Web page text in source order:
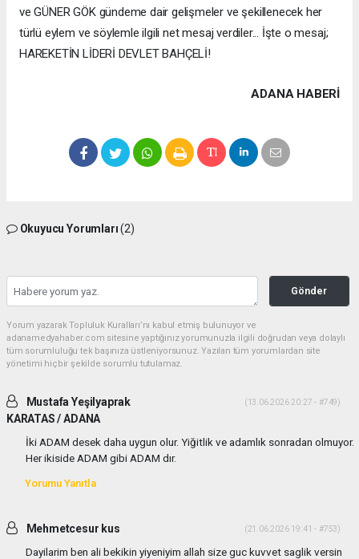
ve GÜNER GÖK gündeme dair gelişmeler ve şekillenecek her
türlü eylem ve söylemle ilgili net mesaj verdiler... İşte o mesaj;
HAREKETİN LİDERİ DEVLET BAHÇELİ!
ADANA HABERİ
Okuyucu Yorumları(2)
Gönder
Yorum yazarak Topluluk Kuralları’nı kabul etmiş bulunuyor ve
adanamedyahaber.com sitesine yaptığınız yorumunuzla ilgili doğrudan veya dolaylı
tüm sorumluluğu tek başınıza üstleniyorsunuz. Yazılan tüm yorumlardan site
yönetimi hiçbir şekilde sorumlu tutulamaz.
Mustafa Yeşilyaprak
KARATAS / ADANA
(13.06.2026 20:27 - #749)
İki ADAM desek daha uygun olur. Yiğitlik ve adamlık sonradan olmuyor.
Her ikiside ADAM gibi ADAM dır.
Yorumu Yanıtla
Mehmetcesur kus (21.06.2026 19:41 - #753)
Dayilarim ben ali bekikin yiyeniyim allah size guc kuvvet saglik versin